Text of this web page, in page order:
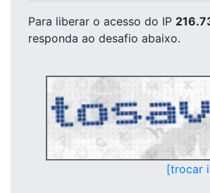
Para liberar o acesso do IP
responda ao desafio abaixo.
[trocar